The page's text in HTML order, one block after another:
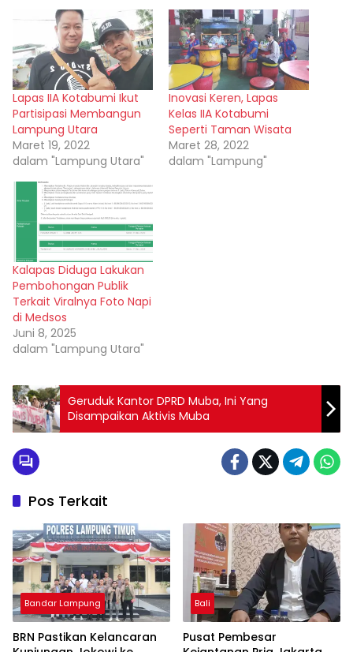
Lapas IIA Kotabumi Ikut
Partisipasi Membangun
Lampung Utara
Maret 19, 2022
dalam "Lampung Utara"
Inovasi Keren, Lapas
Kelas IIA Kotabumi
Seperti Taman Wisata
Maret 28, 2022
dalam "Lampung"
Kalapas Diduga Lakukan
Pembohongan Publik
Terkait Viralnya Foto Napi
di Medsos
Juni 8, 2025
dalam "Lampung Utara"
Geruduk Kantor DPRD Muba, Ini Yang
Disampaikan Aktivis Muba
Pos Terkait
Bandar Lampung
BRN Pastikan Kelancaran
Bali
Pusat Pembesar